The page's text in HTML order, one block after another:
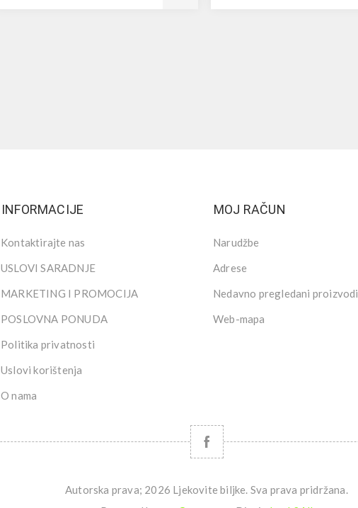
INFORMACIJE
Kontaktirajte nas
USLOVI SARADNJE
MARKETING I PROMOCIJA
POSLOVNA PONUDA
Politika privatnosti
Uslovi korištenja
O nama
MOJ RAČUN
Narudžbe
Adrese
Nedavno pregledani proizvodi
Web-mapa
Autorska prava; 2026 Ljekovite biljke. Sva prava pridržana.